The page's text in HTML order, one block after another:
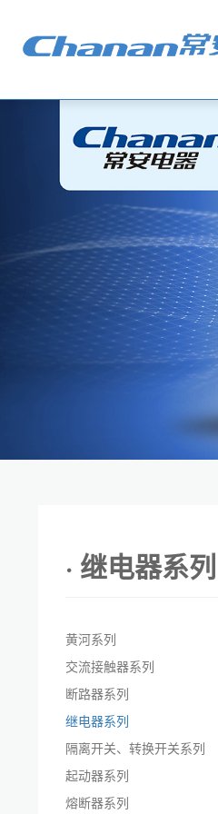
· 继电器系列
黄河系列
交流接触器系列
断路器系列
继电器系列
隔离开关、转换开关系列
起动器系列
熔断器系列